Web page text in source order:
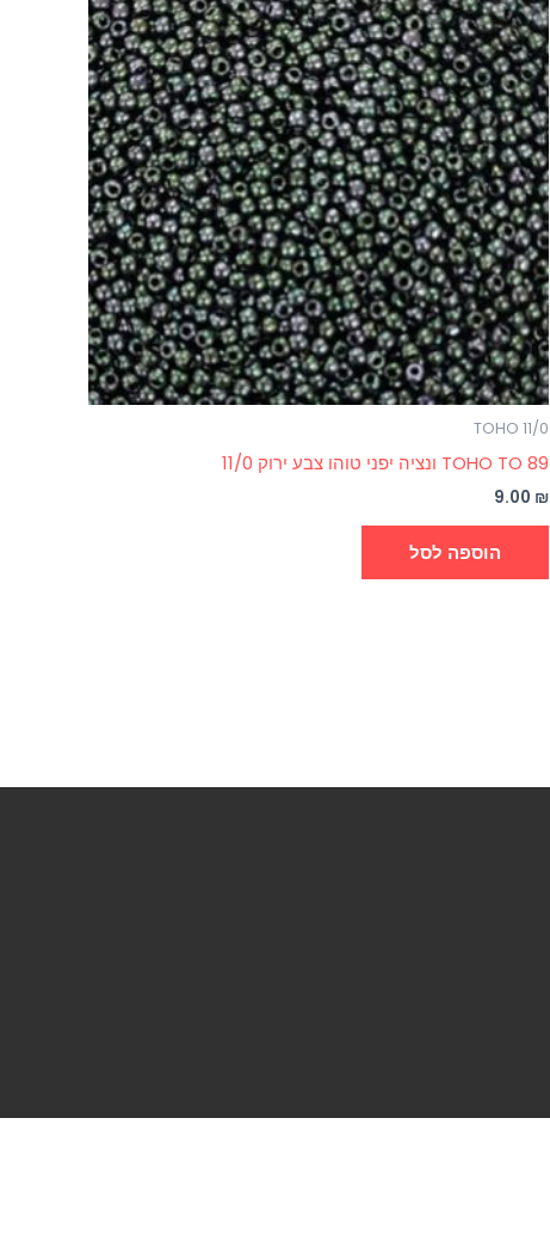
TOHO 11/0
TOHO TO 89 ונציה יפני טוהו צבע ירוק 11/0
9.00 ₪
הוספה לסל